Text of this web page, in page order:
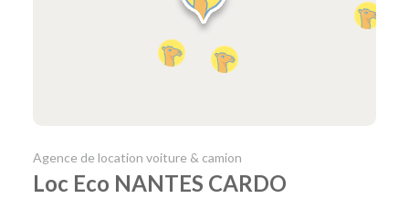
Agence de location voiture & camion
Loc Eco NANTES CARDO